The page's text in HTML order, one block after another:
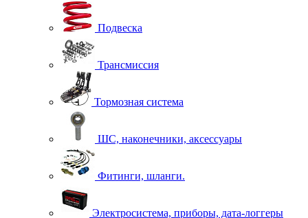
Подвеска
Трансмиссия
Тормозная система
ШС, наконечники, аксессуары
Фитинги, шланги.
Электросистема, приборы, дата-логгеры